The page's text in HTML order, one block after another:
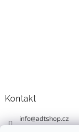
Kontakt
info@adtshop.cz